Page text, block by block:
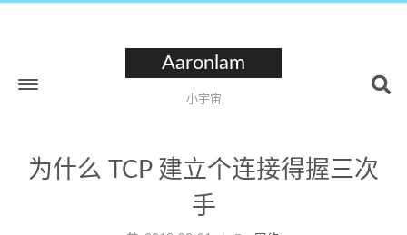
Aaronlam
小宇宙
为什么 TCP 建立个连接得握三次
手